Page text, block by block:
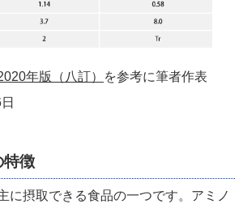
年版（八訂）
を参考に筆者作表
特徴
に摂取できる食品の一つです。アミノ